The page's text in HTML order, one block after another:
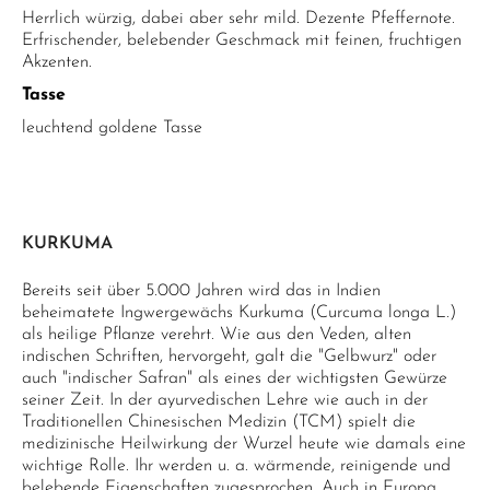
Herrlich würzig, dabei aber sehr mild. Dezente Pfeffernote.
Erfrischender, belebender Geschmack mit feinen, fruchtigen
Akzenten.
Tasse
leuchtend goldene Tasse
KURKUMA
Bereits seit über 5.000 Jahren wird das in Indien
beheimatete Ingwergewächs Kurkuma (Curcuma longa L.)
als heilige Pflanze verehrt. Wie aus den Veden, alten
indischen Schriften, hervorgeht, galt die "Gelbwurz" oder
auch "indischer Safran" als eines der wichtigsten Gewürze
seiner Zeit. In der ayurvedischen Lehre wie auch in der
Traditionellen Chinesischen Medizin (TCM) spielt die
medizinische Heilwirkung der Wurzel heute wie damals eine
wichtige Rolle. Ihr werden u. a. wärmende, reinigende und